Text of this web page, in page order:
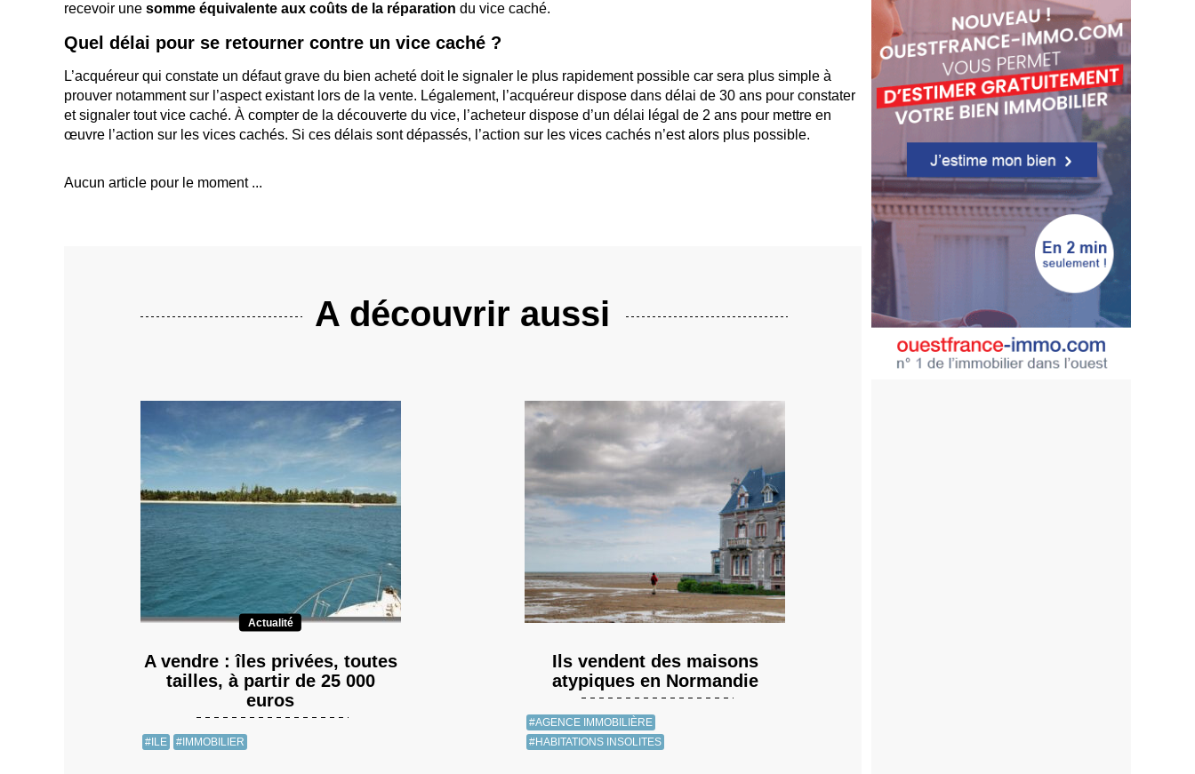
recevoir une somme équivalente aux coûts de la réparation du vice caché.
Quel délai pour se retourner contre un vice caché ?
L’acquéreur qui constate un défaut grave du bien acheté doit le signaler le plus rapidement possible car sera plus simple à
prouver notamment sur l’aspect existant lors de la vente. Légalement, l’acquéreur dispose dans délai de 30 ans pour constater
et signaler tout vice caché. À compter de la découverte du vice, l’acheteur dispose d’un délai légal de 2 ans pour mettre en
œuvre l’action sur les vices cachés. Si ces délais sont dépassés, l’action sur les vices cachés n’est alors plus possible.
Aucun article pour le moment ...
A découvrir aussi
Actualité
A vendre : îles privées, toutes
tailles, à partir de 25 000
euros
#ILE #IMMOBILIER
Ils vendent des maisons
atypiques en Normandie
#AGENCE IMMOBILIÈRE
#HABITATIONS INSOLITES